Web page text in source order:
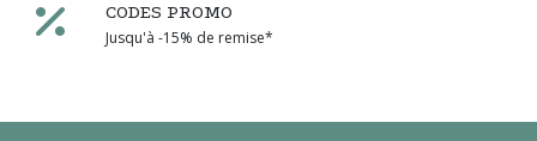
CODES PROMO
Jusqu'à -15% de remise*